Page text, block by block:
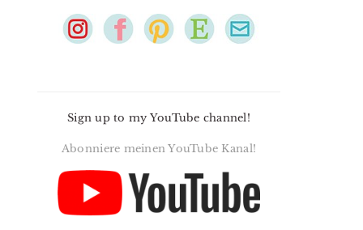
Sign up to my YouTube channel!
Abonniere meinen YouTube Kanal!